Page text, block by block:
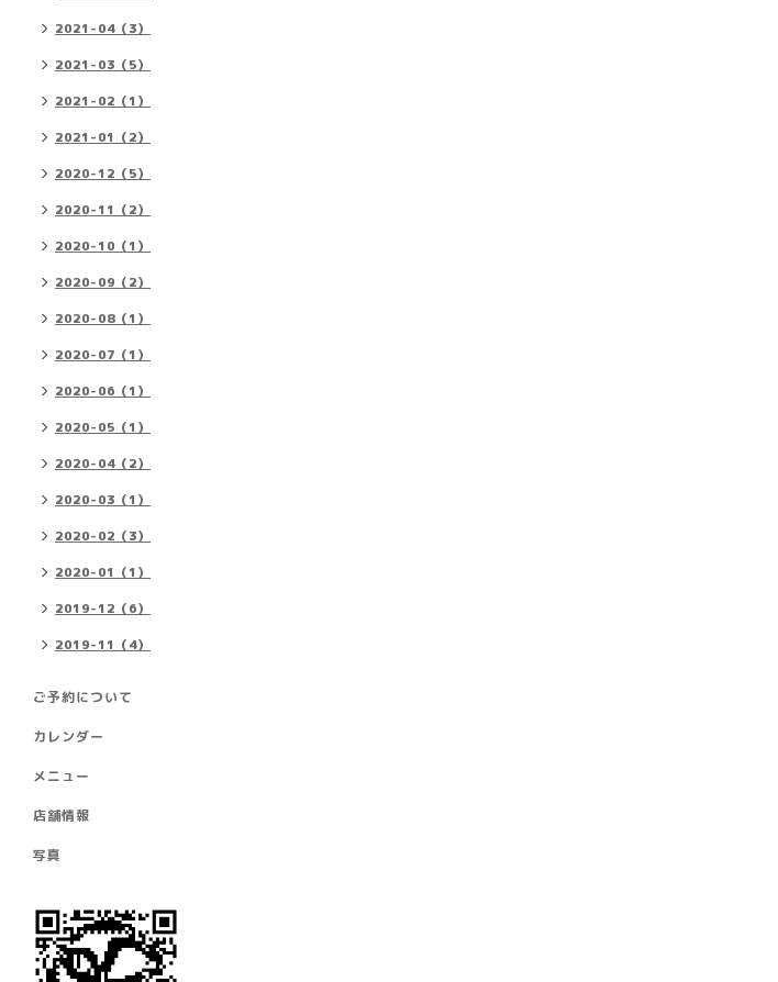
2021-04（3）
2021-03（5）
2021-02（1）
2021-01（2）
2020-12（5）
2020-11（2）
2020-10（1）
2020-09（2）
2020-08（1）
2020-07（1）
2020-06（1）
2020-05（1）
2020-04（2）
2020-03（1）
2020-02（3）
2020-01（1）
2019-12（6）
2019-11（4）
ご予約について
カレンダー
メニュー
店舗情報
写真